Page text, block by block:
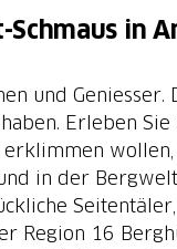
Schmaus in
und
Erleben
in der
Region 16